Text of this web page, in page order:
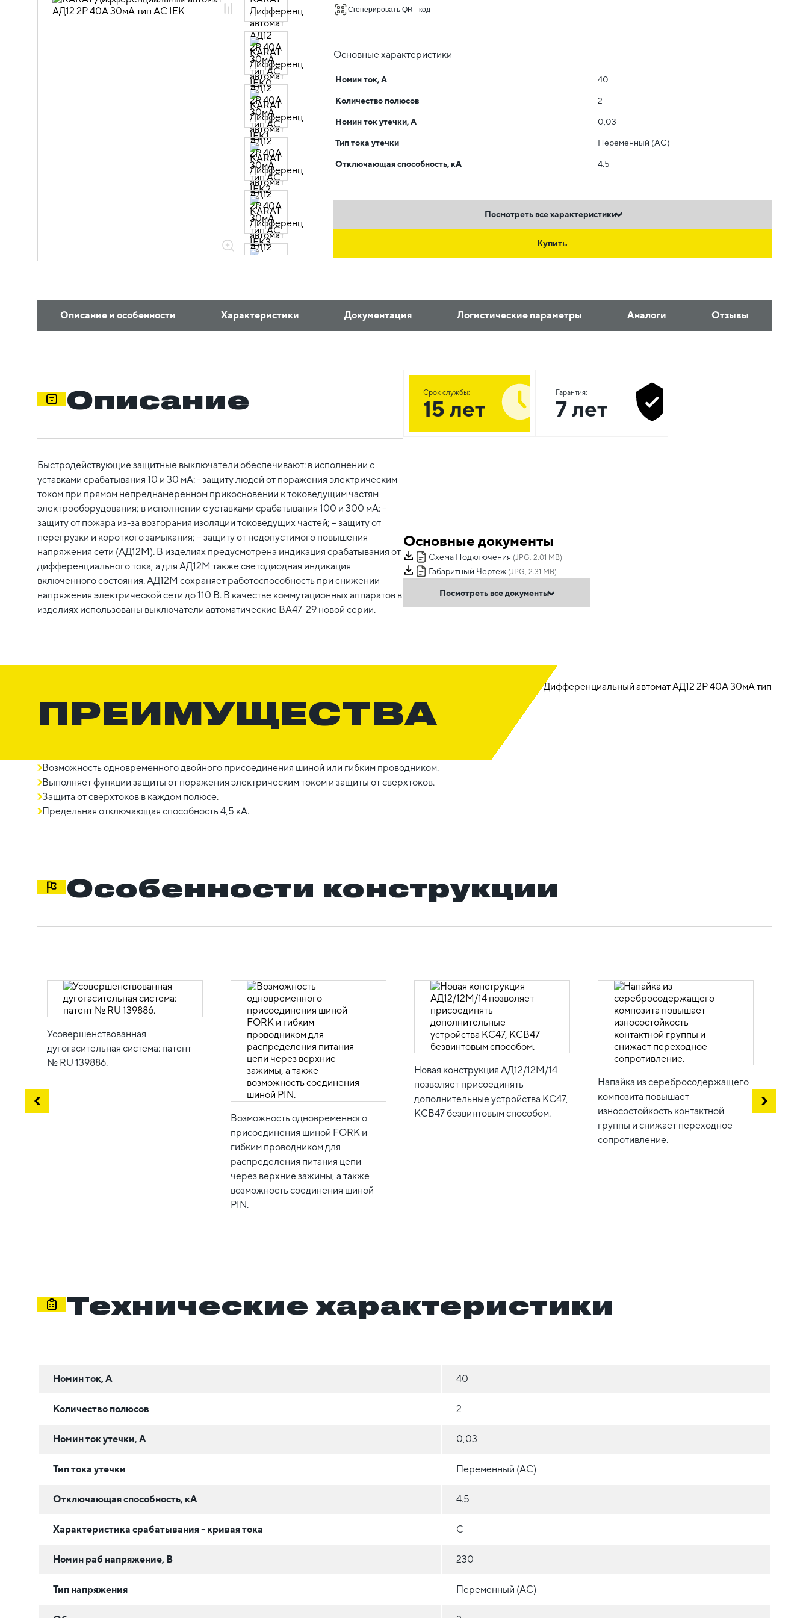
01.04.02.02 Автоматические
Сгенерировать QR - код
Основные характеристики
Номин ток, А 40
Количество полюсов 2
Номин ток утечки, А 0,03
Тип тока утечки Переменный (AC)
Отключающая способность, кА 4.5
Посмотреть все характеристики
Купить
Описание и особенности Характеристики Документация Логистические параметры Аналоги Отзывы
Описание
Быстродействующие защитные выключатели обеспечивают: в исполнении с
уставками срабатывания 10 и 30 мА: - защиту людей от поражения электрическим
током при прямом непреднамеренном прикосновении к токоведущим частям
электрооборудования; в исполнении с уставками срабатывания 100 и 300 мА: –
защиту от пожара из-за возгорания изоляции токоведущих частей; – защиту от
перегрузки и короткого замыкания; – защиту от недопустимого повышения
напряжения сети (АД12М). В изделиях предусмотрена индикация срабатывания от
дифференциального тока, а для АД12М также светодиодная индикация
включенного состояния. АД12М сохраняет работоспособность при снижении
напряжения электрической сети до 110 В. В качестве коммутационных аппаратов в
изделиях использованы выключатели автоматические ВА47-29 новой серии.
Срок службы:
15 лет
Гарантия:
7 лет
Основные документы
Схема Подключения (JPG, 2.01 MB)
Габаритный Чертеж (JPG, 2.31 MB)
Посмотреть все документы
ПРЕИМУЩЕСТВА
Возможность одновременного двойного присоединения шиной или гибким проводником.
Выполняет функции защиты от поражения электрическим током и защиты от сверхтоков.
Защита от сверхтоков в каждом полюсе.
Предельная отключающая способность 4,5 кА.
Особенности конструкции
Усовершенствованная
дугогасительная система: патент
№ RU 139886.
Возможность одновременного
присоединения шиной FORK и
гибким проводником для
распределения питания цепи
через верхние зажимы, а также
возможность соединения шиной
PIN.
Новая конструкция АД12/12М/14
позволяет присоединять
дополнительные устройства КС47,
КСВ47 безвинтовым способом.
Напайка из серебросодержащего
композита повышает
износостойкость контактной
группы и снижает переходное
сопротивление.
Технические характеристики
Номин ток, А 40
Количество полюсов 2
Номин ток утечки, А 0,03
Тип тока утечки Переменный (AC)
Отключающая способность, кА 4.5
Характеристика срабатывания - кривая тока C
Номин раб напряжение, В 230
Тип напряжения Переменный (AC)